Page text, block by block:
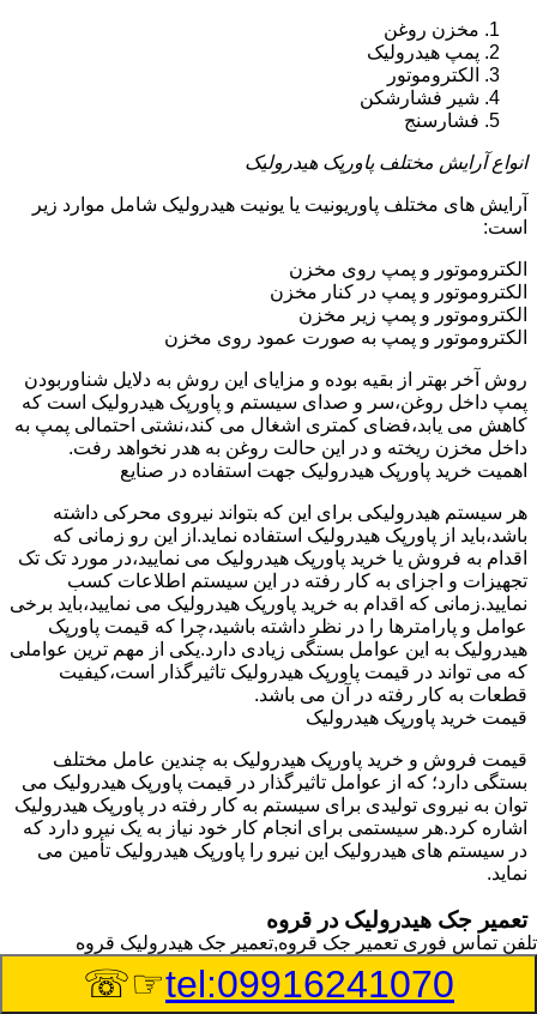
مخزن روغن
پمپ هیدرولیک
الکتروموتور
شیر فشارشکن
فشارسنج
انواع آرایش مختلف پاورپک هیدرولیک
آرایش های مختلف پاوریونیت یا یونیت هیدرولیک شامل موارد زیر
است:
الکتروموتور و پمپ روی مخزن
الکتروموتور و پمپ در کنار مخزن
الکتروموتور و پمپ زیر مخزن
الکتروموتور و پمپ به صورت عمود روی مخزن
روش آخر بهتر از بقیه بوده و مزایای این روش به دلایل شناوربودن
پمپ داخل روغن،سر و صدای سیستم و پاورپک هیدرولیک است که
کاهش می یابد،فضای کمتری اشغال می کند،نشتی احتمالی پمپ به
داخل مخزن ریخته و در این حالت روغن به هدر نخواهد رفت.
اهمیت خرید پاورپک هیدرولیک جهت استفاده در صنایع
هر سیستم هیدرولیکی برای این که بتواند نیروی محرکی داشته
باشد،باید از پاورپک هیدرولیک استفاده نماید.از این رو زمانی که
اقدام به فروش یا خرید پاورپک هیدرولیک می نمایید،در مورد تک تک
تجهیزات و اجزای به کار رفته در این سیستم اطلاعات کسب
نمایید.زمانی که اقدام به خرید پاورپک هیدرولیک می نمایید،باید برخی
عوامل و پارامترها را در نظر داشته باشید،چرا که قیمت پاورپک
هیدرولیک به این عوامل بستگی زیادی دارد.یکی از مهم ترین عواملی
که می تواند در قیمت پاورپک هیدرولیک تاثیرگذار است،کیفیت
قطعات به کار رفته در آن می باشد.
قیمت خرید پاورپک هیدرولیک
قیمت فروش و خرید پاورپک هیدرولیک به چندین عامل مختلف
بستگی دارد؛ که از عوامل تاثیرگذار در قیمت پاورپک هیدرولیک می
توان به نیروی تولیدی برای سیستم به کار رفته در پاورپک هیدرولیک
اشاره کرد.هر سیستمی برای انجام کار خود نیاز به یک نیرو دارد که
در سیستم های هیدرولیک این نیرو را پاورپک هیدرولیک تأمین می
نماید.
تعمیر جک هیدرولیک در قروه
وسیله‎ای که با عملکرد خود موجب بلند شدن اهرم و یا وزن سنگین
در یک قسمت می گردد را جک هیدرولیک می نامند.جک هیدرولیک
تلفن تماس فوری تعمیر جک قروه,تعمیر جک هیدرولیک قروه
tel:09916241070
☞☏